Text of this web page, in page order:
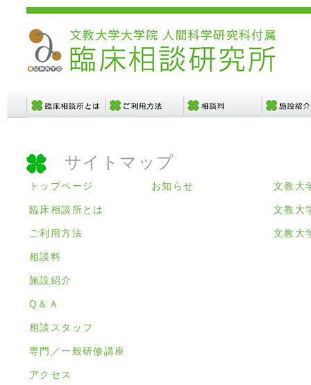
サイトマップ
トップページ お知らせ 文教大
臨床相談所とは 文教大
ご利用方法 文教大
相談料
施設紹介
Q＆Ａ
相談スタッフ
専門／一般研修講座
アクセス